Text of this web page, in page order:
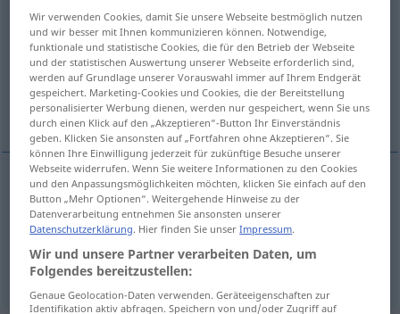
indizio [inˈdiːtsjo]m <pl-zi>
Übersicht aller Übersetzungen
(Für mehr Details die Übersetzung anklicken/antippen)
Anzeichen Indiz
Anzeichenn indizio
Indizn indizio JUR
Wir verwenden Cookies, damit Sie unsere Webseite bestmöglich nutzen
und wir besser mit Ihnen kommunizieren können. Notwendige,
funktionale und statistische Cookies, die für den Betrieb der Webseite
und der statistischen Auswertung unserer Webseite erforderlich sind,
werden auf Grundlage unserer Vorauswahl immer auf Ihrem Endgerät
gespeichert. Marketing-Cookies und Cookies, die der Bereitstellung
personalisierter Werbung dienen, werden nur gespeichert, wenn Sie uns
durch einen Klick auf den „Akzeptieren“-Button Ihr Einverständnis
geben. Klicken Sie ansonsten auf „Fortfahren ohne Akzeptieren“. Sie
können Ihre Einwilligung jederzeit für zukünftige Besuche unserer
Webseite widerrufen. Wenn Sie weitere Informationen zu den Cookies
und den Anpassungsmöglichkeiten möchten, klicken Sie einfach auf den
Button „Mehr Optionen“. Weitergehende Hinweise zu der
Datenverarbeitung entnehmen Sie ansonsten unserer
Datenschutzerklärung. Hier finden Sie unserImpressum.
Wir und unsere Partner verarbeiten Daten, um
Folgendes bereitzustellen:
Genaue Geolocation-Daten verwenden. Geräteeigenschaften zur
Identifikation aktiv abfragen. Speichern von und/oder Zugriff auf